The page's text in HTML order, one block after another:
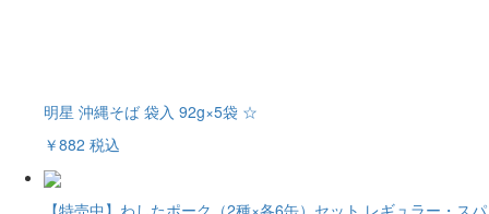
明星 沖縄そば 袋入 92g×5袋 ☆
￥882 税込